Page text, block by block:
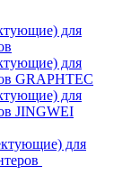
для
для
GRAPHTEC
для
JINGWEI
для